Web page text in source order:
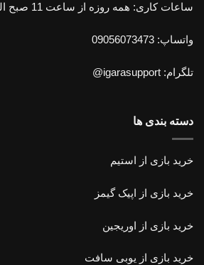
ساعات کاری: همه روزه از ساعت 11 صبح الی 11 شب
واتساپ: 09056073473
تلگرام: igarasupport@
دسته بندی ها
خرید بازی از استیم
خرید بازی از اپیک گیمز
خرید بازی از اوریجین
خرید بازی از یوبی سافت